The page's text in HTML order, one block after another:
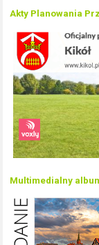
Akty Planowania
Multimedialny